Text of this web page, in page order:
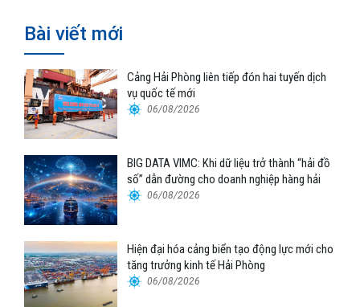
Bài viết mới
Cảng Hải Phòng liên tiếp đón hai tuyến dịch
vụ quốc tế mới
06/08/2026
BIG DATA VIMC: Khi dữ liệu trở thành “hải đồ
số” dẫn đường cho doanh nghiệp hàng hải
06/08/2026
Hiện đại hóa cảng biển tạo động lực mới cho
tăng trưởng kinh tế Hải Phòng
06/08/2026